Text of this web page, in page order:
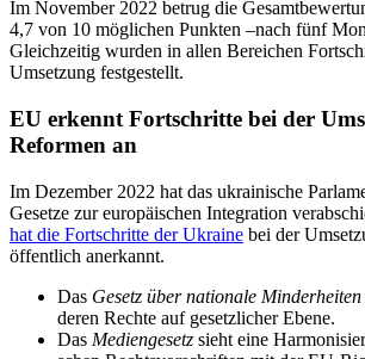
Im Novem­ber 2022 betrug die
4,7 von 10 mög­li­chen Punkten –nach fünf
Gleich­zei­tig wurden in allen Berei­chen
Umset­zung festgestellt.
EU erkennt Fort­schritte bei der
Refor­men an
Im Dezem­ber 2022 hat das ukrai­ni­sche
Gesetze zur euro­päi­schen Inte­gra­tion
hat die Fort­schritte der Ukraine bei der
öffent­lich anerkannt.
Das Gesetz über natio­nale Min­der­hei­ten
deren Rechte auf gesetz­li­cher Ebene.
Das Medi­en­ge­setz sieht eine